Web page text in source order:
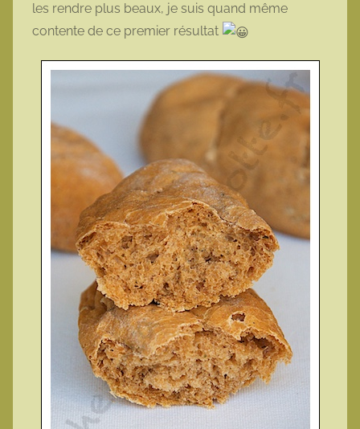
les rendre plus beaux, je suis quand même
contente de ce premier résultat